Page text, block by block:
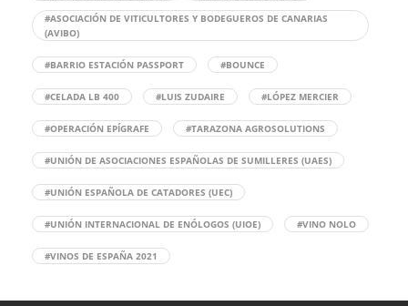
#ASOCIACIÓN DE VITICULTORES Y BODEGUEROS DE CANARIAS
(AVIBO)
#BARRIO ESTACIÓN PASSPORT #BOUNCE
#CELADA LB 400 #LUIS ZUDAIRE #LÓPEZ MERCIER
#OPERACIÓN EPÍGRAFE #TARAZONA AGROSOLUTIONS
#UNIÓN DE ASOCIACIONES ESPAÑOLAS DE SUMILLERES (UAES)
#UNIÓN ESPAÑOLA DE CATADORES (UEC)
#UNIÓN INTERNACIONAL DE ENÓLOGOS (UIOE) #VINO NOLO
#VINOS DE ESPAÑA 2021